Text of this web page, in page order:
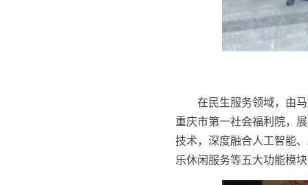
在民生服务领域，由
重庆市第一社会福利院，
技术，深度融合人工智能
乐休闲服务等五大功能模